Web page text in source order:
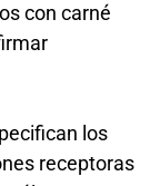
con carné
los
receptoras